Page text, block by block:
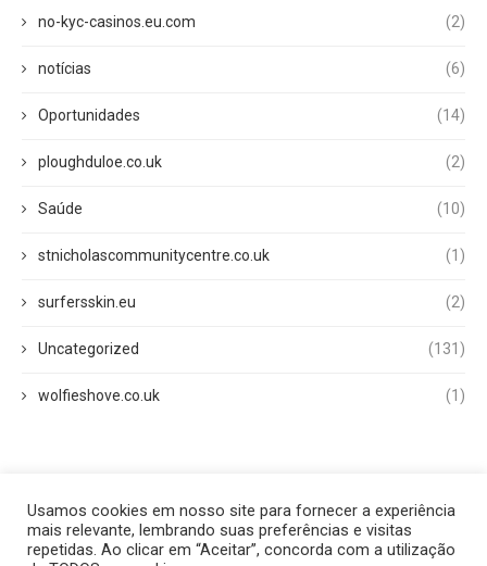
no-kyc-casinos.eu.com (2)
notícias (6)
Oportunidades (14)
ploughduloe.co.uk (2)
Saúde (10)
stnicholascommunitycentre.co.uk (1)
surfersskin.eu (2)
Uncategorized (131)
wolfieshove.co.uk (1)
Início Quem Somos Fale Conosco
Disclaimer
Termos de Uso
Política Privacidade
Usamos cookies em nosso site para fornecer a experiência
mais relevante, lembrando suas preferências e visitas
repetidas. Ao clicar em “Aceitar”, concorda com a utilização